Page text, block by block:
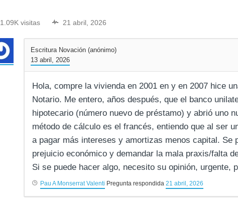
1.09K visitas 21 abril, 2026
Escritura Novación (anónimo)
13 abril, 2026
Hola, compre la vivienda en 2001 en y en 2007 hice
Notario. Me entero, años después, que el banco
hipotecario (número nuevo de préstamo) y abrió uno
método de cálculo es el francés, entiendo que al ser
a pagar más intereses y amortizas menos capital. Se
prejuicio económico y demandar la mala praxis/falta
Si se puede hacer algo, necesito su opinión, urgente,
Pau A Monserrat Valenti Pregunta respondida 21 abril, 2026